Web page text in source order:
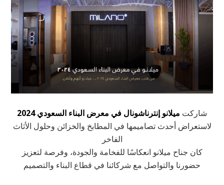
شاركت ميلانو إنترناشونال في معرض البناء السعودي 2024
لاستعراض أحدث تصاميمها في المطابخ والخزائن وحلول الأثاث
الفاخر
كان جناح ميلانو انعكاسًا للفخامة والجودة، وفرصة لتعزيز
حضورنا والتواصل مع شركائنا في قطاع البناء والتصميم